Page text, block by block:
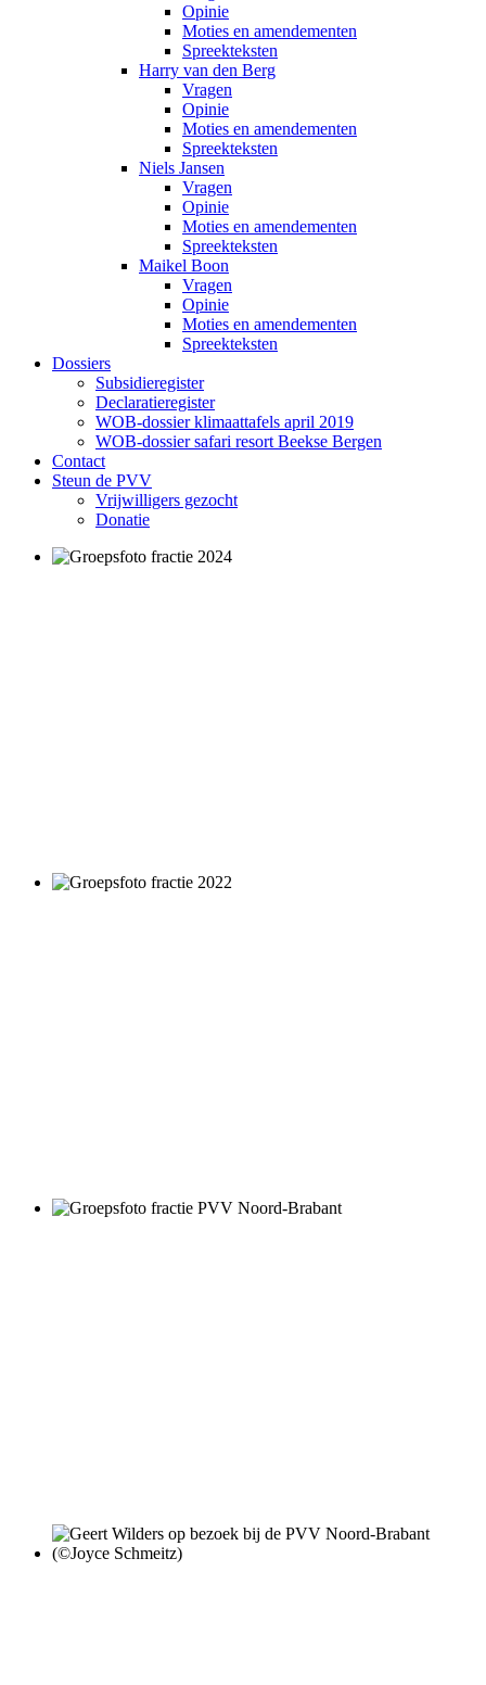
Opinie
Moties en amendementen
Spreekteksten
Harry van den Berg
Vragen
Opinie
Moties en amendementen
Spreekteksten
Niels Jansen
Vragen
Opinie
Moties en amendementen
Spreekteksten
Maikel Boon
Vragen
Opinie
Moties en amendementen
Spreekteksten
Dossiers
Subsidieregister
Declaratieregister
WOB-dossier klimaattafels april 2019
WOB-dossier safari resort Beekse Bergen
Contact
Steun de PVV
Vrijwilligers gezocht
Donatie